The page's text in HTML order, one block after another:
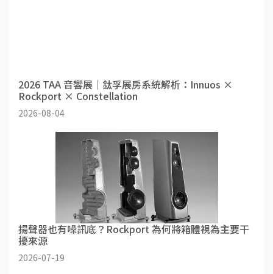
2026 TAA 音響展｜鈦孚展房系統解析：Innuos ×
Rockport × Constellation
2026-08-04
揚聲器也有噪訊底？Rockport 為何將箱體視為主要干
擾來源
2026-07-19